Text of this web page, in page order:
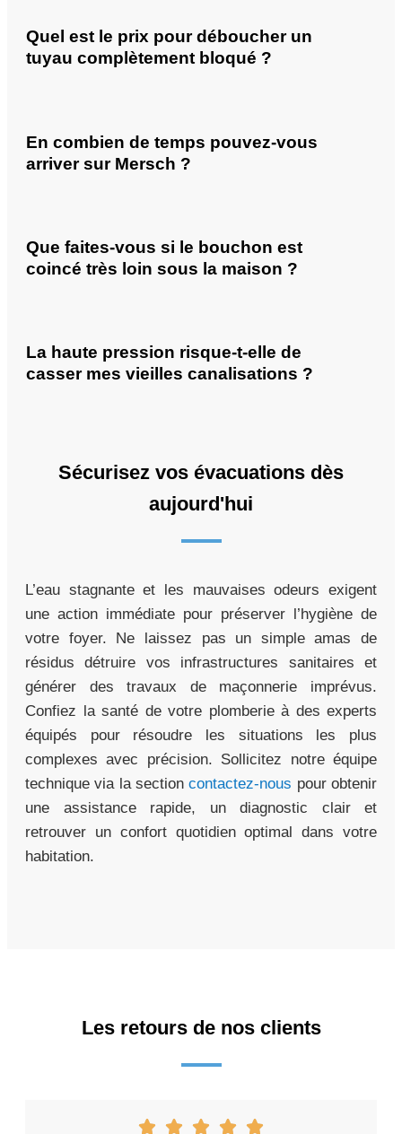
Quel est le prix pour déboucher un
tuyau complètement bloqué ?
En combien de temps pouvez-vous
arriver sur Mersch ?
Que faites-vous si le bouchon est
coincé très loin sous la maison ?
La haute pression risque-t-elle de
casser mes vieilles canalisations ?
Sécurisez vos évacuations dès
aujourd'hui
L’eau stagnante et les mauvaises odeurs exigent
une action immédiate pour préserver l’hygiène de
votre foyer. Ne laissez pas un simple amas de
résidus détruire vos infrastructures sanitaires et
générer des travaux de maçonnerie imprévus.
Confiez la santé de votre plomberie à des experts
équipés pour résoudre les situations les plus
complexes avec précision. Sollicitez notre équipe
technique via la sectioncontactez-nous pour obtenir
une assistance rapide, un diagnostic clair et
retrouver un confort quotidien optimal dans votre
habitation.
Les retours de nos clients